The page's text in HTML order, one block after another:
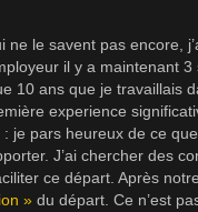
ne le savent pas encore,
il y a maintenant 3
10 ans que je travaillais
experience
je pars heureux de ce
J’ai chercher des
ce départ. Après
» du départ. Ce n’est